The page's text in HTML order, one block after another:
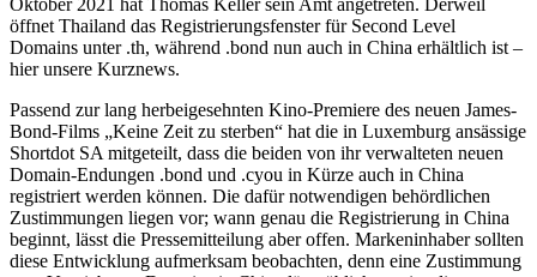
Oktober 2021 hat Thomas Keller sein Amt angetreten. Derweil
öffnet Thailand das Registrierungsfenster für Second Level
Domains unter .th, während .bond nun auch in China erhältlich ist –
hier unsere Kurznews.
Passend zur lang herbeigesehnten Kino-Premiere des neuen James-
Bond-Films „Keine Zeit zu sterben“ hat die in Luxemburg ansässige
Shortdot SA mitgeteilt, dass die beiden von ihr verwalteten neuen
Domain-Endungen .bond und .cyou in Kürze auch in China
registriert werden können. Die dafür notwendigen behördlichen
Zustimmungen liegen vor; wann genau die Registrierung in China
beginnt, lässt die Pressemitteilung aber offen. Markeninhaber sollten
diese Entwicklung aufmerksam beobachten, denn eine Zustimmung